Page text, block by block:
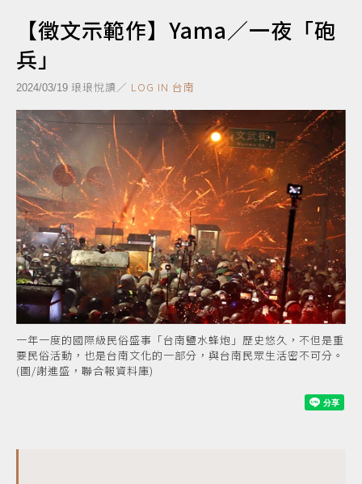
【徵文示範作】Yama／一夜「砲
兵」
2024/03/19 琅琅悅讀／ LOG IN 台南
一年一度的國際級民俗盛事「台南鹽水蜂炮」歷史悠久，不但是重
要民俗活動，也是台南文化的一部分，與台南民眾生活密不可分。
(圖/謝進盛，聯合報資料庫)